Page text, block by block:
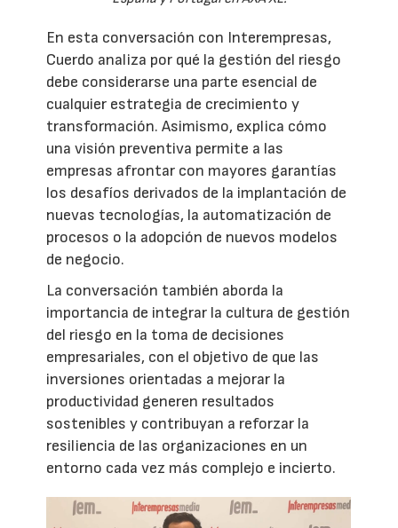
En esta conversación con Interempresas,
Cuerdo analiza por qué la gestión del riesgo
debe considerarse una parte esencial de
cualquier estrategia de crecimiento y
transformación. Asimismo, explica cómo
una visión preventiva permite a las
empresas afrontar con mayores garantías
los desafíos derivados de la implantación de
nuevas tecnologías, la automatización de
procesos o la adopción de nuevos modelos
de negocio.
La conversación también aborda la
importancia de integrar la cultura de gestión
del riesgo en la toma de decisiones
empresariales, con el objetivo de que las
inversiones orientadas a mejorar la
productividad generen resultados
sostenibles y contribuyan a reforzar la
resiliencia de las organizaciones en un
entorno cada vez más complejo e incierto.